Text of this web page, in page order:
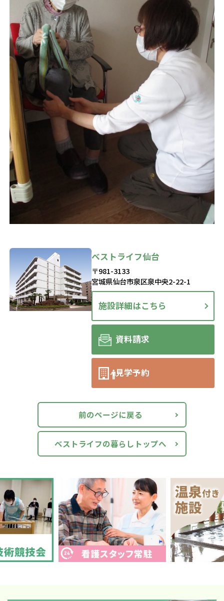
ベストライフ仙台
〒981-3133
宮城県仙台市泉区泉中央2-22-1
施設詳細はこちら
資料請求
見学予約
前のページに戻る
ベストライフの暮らしトップへ